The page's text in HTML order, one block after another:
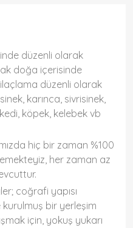
düzenli olarak
doğa içerisinde
düzenli olarak
karınca, sivrisinek,
köpek, kelebek vb
hiç bir zaman %100
her zaman az
coğrafi yapısı
kurulmuş bir yerleşim
için, yokuş yukarı